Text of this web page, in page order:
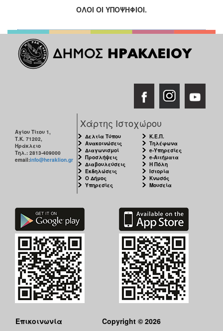
ΑΝΘΕΚΤΙΚΗ
ΠΟΛΗ
ΟΛΟΙ ΟΙ ΥΠΟΨΗΦΙΟΙ.
Αγίου Τίτου 1,
Τ.Κ. 71202,
Ηράκλειο
Τηλ.: 2813-409000
email:info@heraklion.gr
Χάρτης Ιστοχώρου
Δελτία Τύπου
Ανακοινώσεις
Διαγωνισμοί
Προσλήψεις
Διαβουλεύσεις
Εκδηλώσεις
Ο Δήμος
Υπηρεσίες
Κ.Ε.Π.
Τηλέφωνα
e-Υπηρεσίες
e-Αιτήματα
Η Πόλη
Ιστορία
Κνωσός
Μουσεία
Επικοινωνία Copyright © 2026